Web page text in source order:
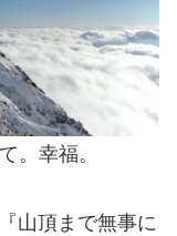
。幸福。
山頂まで無事に